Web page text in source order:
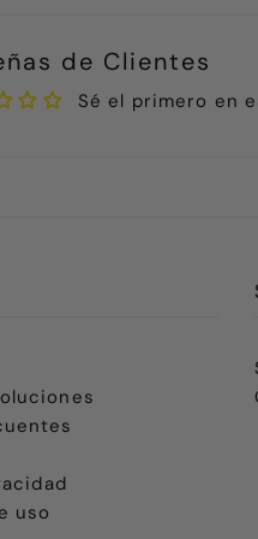
de Clientes
Sé el primero en
uso